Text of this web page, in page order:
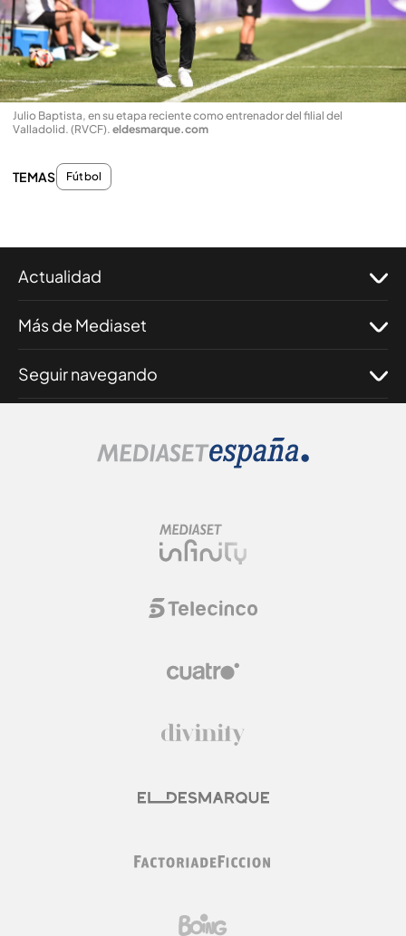
Julio Baptista, en su etapa reciente como entrenador del filial del
Valladolid. (RVCF). eldesmarque.com
TEMAS Fútbol
Actualidad
Más de Mediaset
Seguir navegando